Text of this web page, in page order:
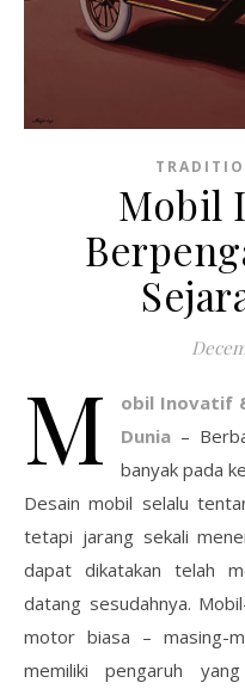
Mobil
M
obil Inovatif
Dunia –
banyak pada
Desain mobil selalu
tetapi jarang sekali
dapat dikatakan telah
datang sesudahnya.
motor biasa – masing-
memiliki pengaruh